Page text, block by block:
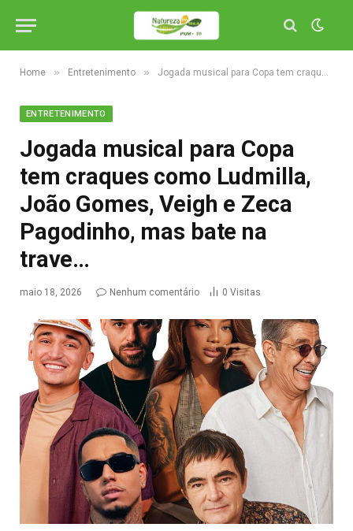
Home » Entretenimento » Jogada musical para Copa tem craques como Ludmilla, João Gomes, Veigh e Zeca Pagodinho, mas bate na trave…
ENTRETENIMENTO
Jogada musical para Copa
tem craques como Ludmilla,
João Gomes, Veigh e Zeca
Pagodinho, mas bate na
trave…
maio 18, 2026 Nenhum comentário 0 Visitas